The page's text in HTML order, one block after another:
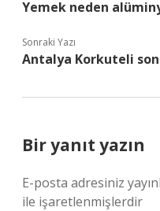
Yemek neden
Sonraki Yazı
Antalya Korkuteli
Bir yanıt yazın
E-posta adresiniz
ile işaretlenmişlerdir